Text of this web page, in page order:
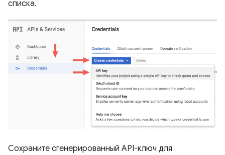
списка.
Сохраните сгенерированный API-ключ для